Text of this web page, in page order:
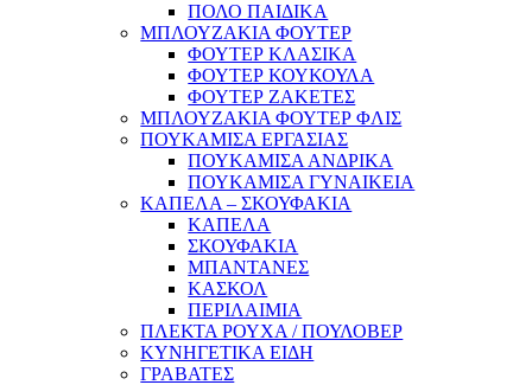
ΠΟΛΟ ΠΑΙΔΙΚΑ
ΜΠΛΟΥΖΑΚΙΑ ΦΟΥΤΕΡ
ΦΟΥΤΕΡ ΚΛΑΣΙΚΑ
ΦΟΥΤΕΡ ΚΟΥΚΟΥΛΑ
ΦΟΥΤΕΡ ΖΑΚΕΤΕΣ
ΜΠΛΟΥΖΑΚΙΑ ΦΟΥΤΕΡ ΦΛΙΣ
ΠΟΥΚΑΜΙΣΑ ΕΡΓΑΣΙΑΣ
ΠΟΥΚΑΜΙΣΑ ΑΝΔΡΙΚΑ
ΠΟΥΚΑΜΙΣΑ ΓΥΝΑΙΚΕΙΑ
ΚΑΠΕΛΑ – ΣΚΟΥΦΑΚΙΑ
ΚΑΠΕΛΑ
ΣΚΟΥΦΑΚΙΑ
ΜΠΑΝΤΑΝΕΣ
ΚΑΣΚΟΛ
ΠΕΡΙΛΑΙΜΙΑ
ΠΛΕΚΤΑ ΡΟΥΧΑ / ΠΟΥΛΟΒΕΡ
ΚΥΝΗΓΕΤΙΚΑ ΕΙΔΗ
ΓΡΑΒΑΤΕΣ